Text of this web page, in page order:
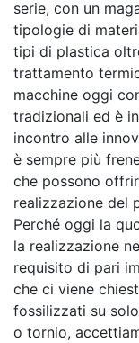
serie, con un
tipologie di
tipi di plastica
trattamento
macchine oggi
tradizionali ed è
incontro alle
è sempre più
che possono
realizzazione del
Perché oggi la
la realizzazione
requisito di pari
che ci viene
fossilizzati su
o tornio,